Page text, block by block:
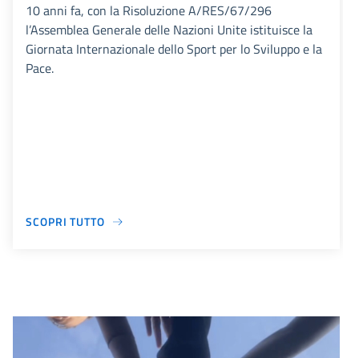
10 anni fa, con la Risoluzione A/RES/67/296
l’Assemblea Generale delle Nazioni Unite istituisce la
Giornata Internazionale dello Sport per lo Sviluppo e la
Pace.
SCOPRI TUTTO